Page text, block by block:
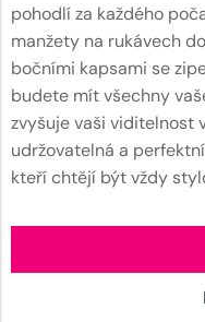
pohodlí za každého
manžety na rukávech
bočními kapsami se
budete mít všechny
zvyšuje vaši viditelnost
udržovatelná a
kteří chtějí být vždy